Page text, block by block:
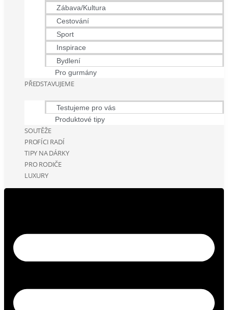
Zábava/Kultura
Cestování
Sport
Inspirace
Bydlení
Pro gurmány
PŘEDSTAVUJEME
Testujeme pro vás
Produktové tipy
SOUTĚŽE
PROFÍCI RADÍ
TIPY NA DÁRKY
PRO RODIČE
LUXURY